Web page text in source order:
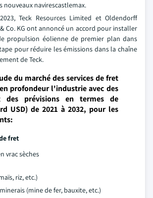
nouveaux navirescastlemax.
Teck Resources Limited et Oldendorff
Co. KG ont annoncé un accord pour installer
propulsion éolienne de premier plan dans
pour réduire les émissions dans la chaîne
de Teck.
du marché des services de fret
profondeur l'industrie avec des
des prévisions en termes de
USD) de 2021 à 2032, pour les
fret
vrac sèches
riz, etc.)
(mine de fer, bauxite, etc.)